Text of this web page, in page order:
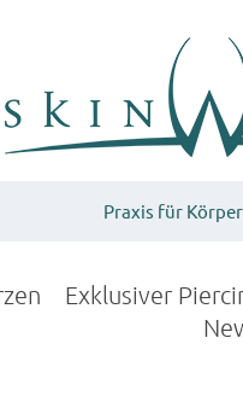
Praxis für
Exklusiver